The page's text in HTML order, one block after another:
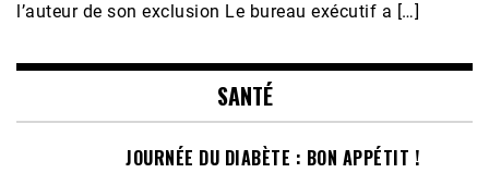
l’auteur de son exclusion Le bureau exécutif a […]
SANTÉ
JOURNÉE DU DIABÈTE : BON APPÉTIT !